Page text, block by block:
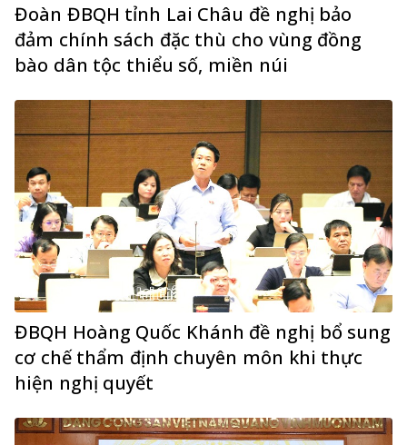
Đoàn ĐBQH tỉnh Lai Châu đề nghị bảo
đảm chính sách đặc thù cho vùng đồng
bào dân tộc thiểu số, miền núi
ĐBQH Hoàng Quốc Khánh đề nghị bổ sung
cơ chế thẩm định chuyên môn khi thực
hiện nghị quyết